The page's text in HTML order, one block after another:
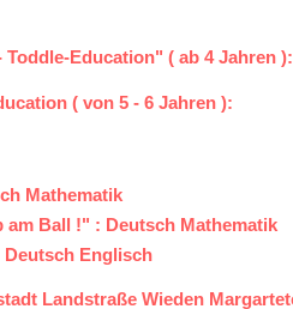
Toddle-Education" ( ab 4 Jahren ):
( von 5 - 6 Jahren ):
Mathematik
am Ball !" : Deutsch Mathematik
Deutsch Englisch
Landstraße Wieden